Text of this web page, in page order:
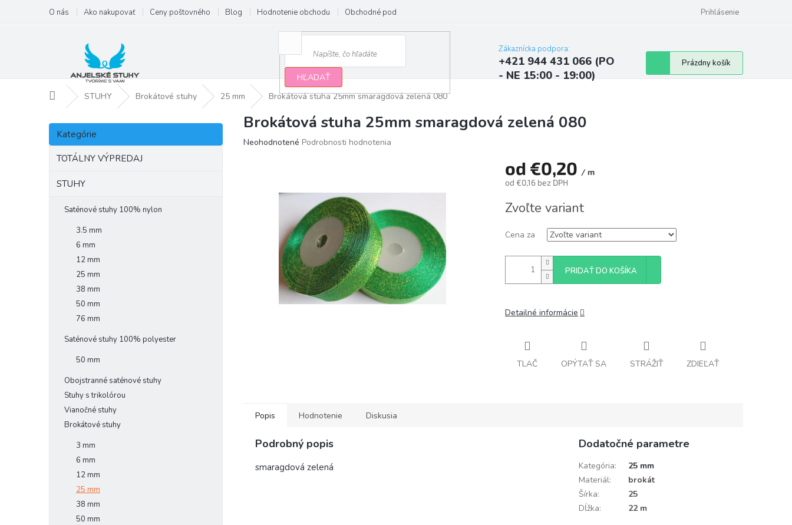
obsah
O nás Ako nakupovať Ceny poštovného Blog Hodnotenie obchodu Obchodné podmienky Najčastejšie otázky a odpovede
Prihlásenie
HĽADAŤ
Zákaznícka podpora:
+421 944 431 066 (PO
- NE 15:00 - 19:00)
Nákupný
košík
Prázdny košík
DomovSTUHY Brokátové stuhy 25 mm Brokátová stuha 25mm smaragdová zelená 080
B
č
Preskočiť
kategórie
Kategórie
TOTÁLNY VÝPREDAJ
STUHY
Saténové stuhy 100% nylon
3.5 mm
6 mm
12 mm
25 mm
38 mm
50 mm
76 mm
Saténové stuhy 100% polyester
50 mm
Obojstranné saténové stuhy
Stuhy s trikolórou
Vianočné stuhy
Brokátové stuhy
3 mm
6 mm
12 mm
25 mm
38 mm
50 mm
Brokátová stuha 25mm smaragdová zelená 080
Priemerné
Neohodnotené Podrobnosti hodnotenia
od €0,20 / m
od €0,16 bez DPH
cena:
Zvoľte variant
Cena za
PRIDAŤ DO KOŠÍKA
Detailné informácie
TLAČ OPÝTAŤ SA STRÁŽIŤ ZDIEĽAŤ
Popis Hodnotenie Diskusia
Podrobný popis
smaragdová zelená
Dodatočné parametre
Kategória:
25 mm
Materiál:
brokát
Šírka:
25
Dĺžka: 22 m